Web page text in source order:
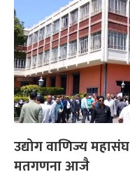
उद्योग वाणिज्य
मतगणना आजै